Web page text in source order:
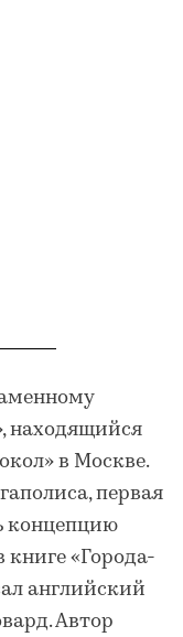
находящийся
в Москве.
первая
концепцию
книге «Города-
английский
Автор